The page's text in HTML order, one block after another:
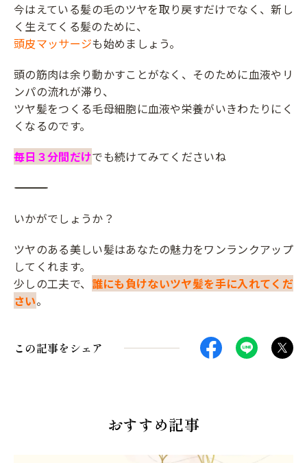
今はえている髪の毛のツヤを取り戻すだけでなく、新し
く生えてくる髪のために、
頭皮マッサージも始めましょう。
頭の筋肉は余り動かすことがなく、そのために血液やリ
ンパの流れが滞り、
ツヤ髪をつくる毛母細胞に血液や栄養がいきわたりにく
くなるのです。
毎日３分間だけでも続けてみてくださいね
――――――――――――――――――――――――――――――
いかがでしょうか？
ツヤのある美しい髪はあなたの魅力をワンランクアップ
してくれます。
少しの工夫で、 誰にも負けないツヤ髪を手に入れてくだ
さい。
この記事をシェア
おすすめ記事